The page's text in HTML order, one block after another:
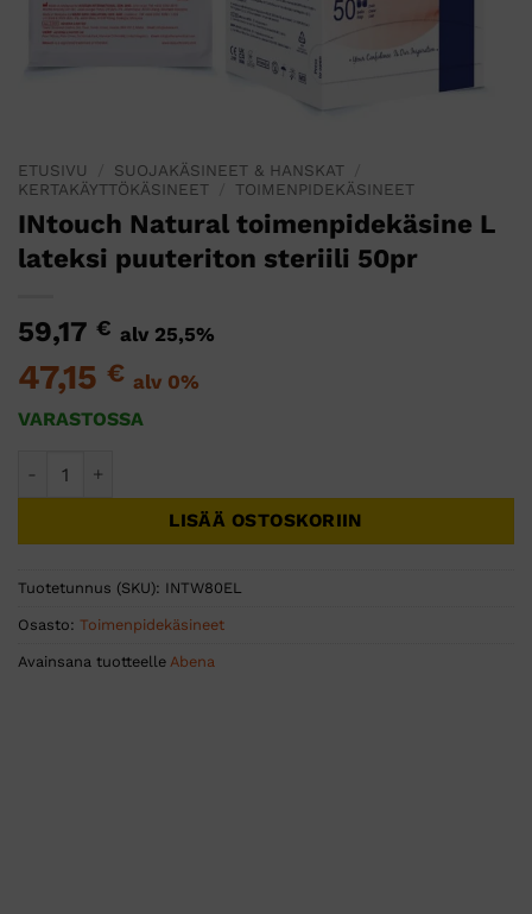
ETUSIVU SUOJAKÄSINEET & HANSKAT
KERTAKÄYTTÖKÄSINEET
TOIMENPIDEKÄSINEET
INtouch Natural toimenpidekäsine L
lateksi puuteriton steriili 50pr
59,17 € alv 25,5%
47,15 € alv 0%
VARASTOSSA
LISÄÄ OSTOSKORIIN
Tuotetunnus (SKU): INTW80EL
Osasto: Toimenpidekäsineet
Avainsana tuotteelle Abena